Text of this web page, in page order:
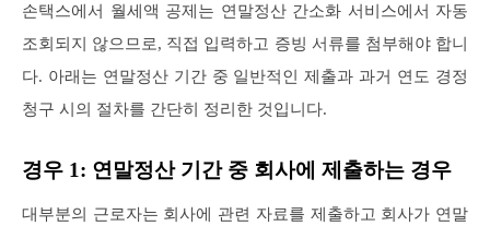
손택스에서 월세액 공제는 연말정산 간소화 서비스에서 자동
조회되지 않으므로, 직접 입력하고 증빙 서류를 첨부해야 합니
다. 아래는 연말정산 기간 중 일반적인 제출과 과거 연도 경정
청구 시의 절차를 간단히 정리한 것입니다.
경우 1: 연말정산 기간 중 회사에 제출하는 경우
대부분의 근로자는 회사에 관련 자료를 제출하고 회사가 연말